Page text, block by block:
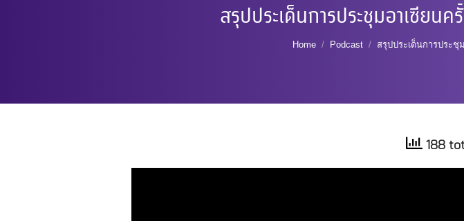
สรุปประเด็นการประชุมอาเซียน
You are here:
Home Podcast สรุปประเด็นการประ
188